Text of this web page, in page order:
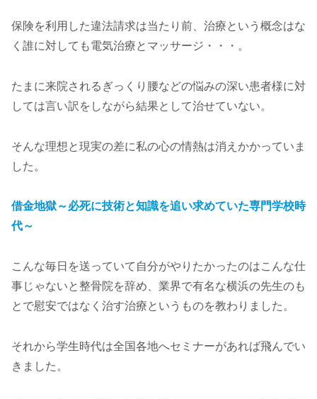
保険を利用した違法請求は当たり前、治療という概念はな
く誰に対しても電気治療とマッサージ・・・。
たまに来院されるぎっくり腰などの悩みの深い患者様に対
しては言い訳をしながら結果として治せていない。
そんな理想と現実の差に私の心の情熱は消えかかっていま
した。
借金地獄～必死に技術と知識を追い求めていた専門学校時
代～
こんな毎日を送っていて自分がやりたかったのはこんな仕
事じゃないと整骨院を辞め、業界で有名な横浜の先生のも
とで慰安ではなく治す治療というものを教わりました。
それから学生時代は全国各地へセミナーがあれば飛んでい
きました。